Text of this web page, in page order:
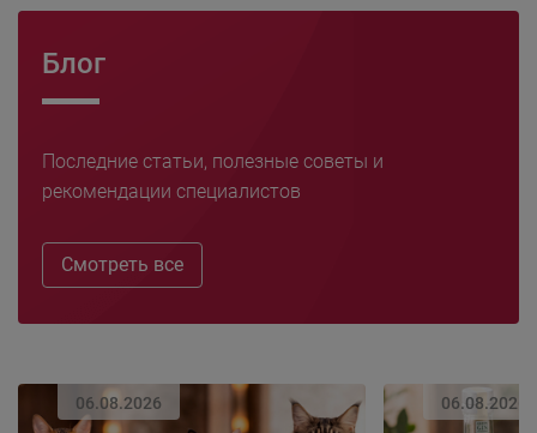
Блог
Последние статьи, полезные советы и
рекомендации специалистов
Смотреть все
06.08.2026 06.08.2026